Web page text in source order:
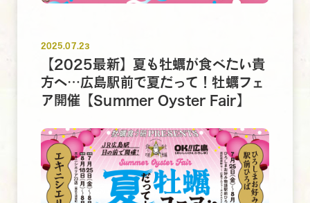
2025.07.23
【2025最新】夏も牡蠣が食べたい貴
方へ…広島駅前で夏だって！牡蠣フェ
ア開催【Summer Oyster Fair】